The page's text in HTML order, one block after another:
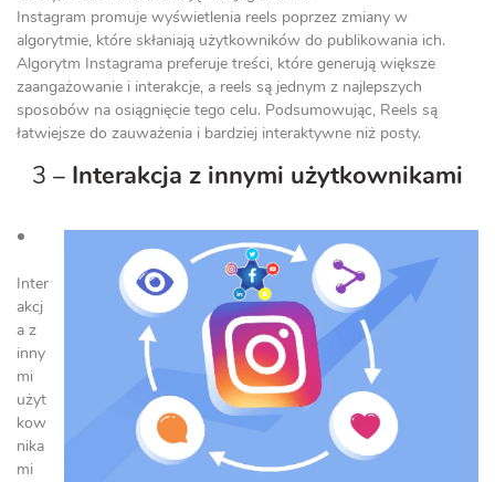
Instagram promuje wyświetlenia reels poprzez zmiany w
algorytmie, które skłaniają użytkowników do publikowania ich.
Algorytm Instagrama preferuje treści, które generują większe
zaangażowanie i interakcje, a reels są jednym z najlepszych
sposobów na osiągnięcie tego celu. Podsumowując, Reels są
łatwiejsze do zauważenia i bardziej interaktywne niż posty.
3 – Interakcja z innymi użytkownikami
Inter
akcj
a z
inny
mi
użyt
kow
nika
mi